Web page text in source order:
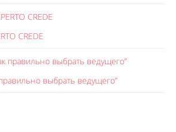
CREDE
выбрать ведущего”